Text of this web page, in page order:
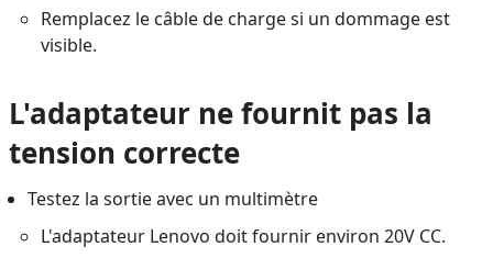
Remplacez le câble de charge si un dommage est
visible.
L'adaptateur ne fournit pas la
tension correcte
Testez la sortie avec un multimètre
L'adaptateur Lenovo doit fournir environ 20V CC.